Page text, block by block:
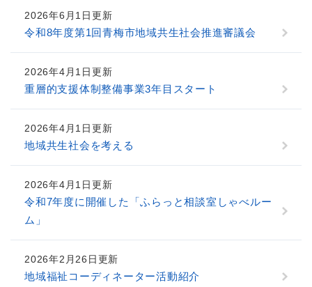
2026年6月1日更新
令和8年度第1回青梅市地域共生社会推進審議会
2026年4月1日更新
重層的支援体制整備事業3年目スタート
2026年4月1日更新
地域共生社会を考える
2026年4月1日更新
令和7年度に開催した「ふらっと相談室しゃべルー
ム」
2026年2月26日更新
地域福祉コーディネーター活動紹介